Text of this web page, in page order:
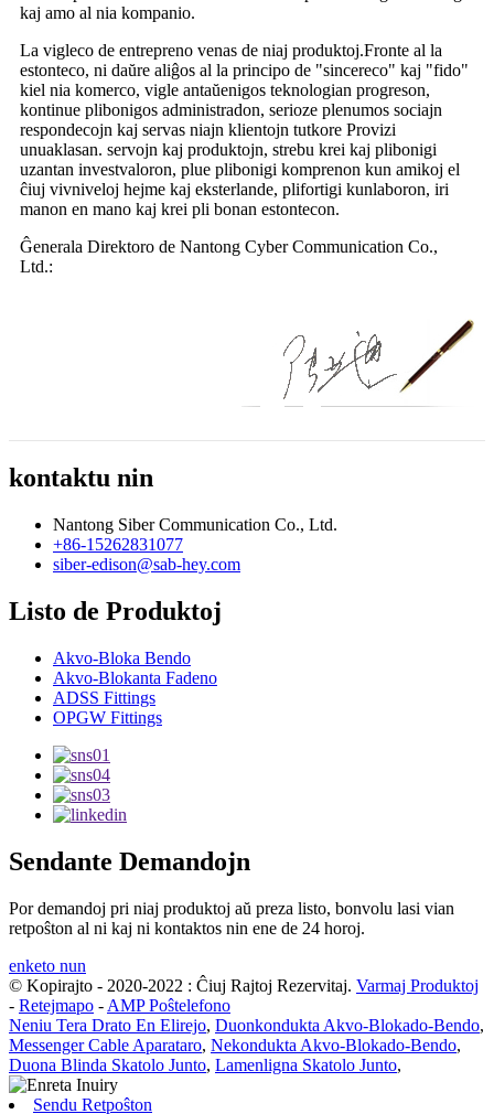
kaj amo al nia kompanio.
La vigleco de entrepreno venas de niaj produktoj.Fronte al la
estonteco, ni daŭre aliĝos al la principo de "sincereco" kaj "fido"
kiel nia komerco, vigle antaŭenigos teknologian progreson,
kontinue plibonigos administradon, serioze plenumos sociajn
respondecojn kaj servas niajn klientojn tutkore Provizi
unuaklasan. servojn kaj produktojn, strebu krei kaj plibonigi
uzantan investvaloron, plue plibonigi komprenon kun amikoj el
ĉiuj vivniveloj hejme kaj eksterlande, plifortigi kunlaboron, iri
manon en mano kaj krei pli bonan estontecon.
Ĝenerala Direktoro de Nantong Cyber ​​Communication Co.,
Ltd.:
kontaktu nin
Nantong Siber Communication Co., Ltd.
+86-15262831077
siber-edison@sab-hey.com
Listo de Produktoj
Akvo-Bloka Bendo
Akvo-Blokanta Fadeno
ADSS Fittings
OPGW Fittings
Sendante Demandojn
Por demandoj pri niaj produktoj aŭ preza listo, bonvolu lasi vian
retpoŝton al ni kaj ni kontaktos nin ene de 24 horoj.
enketo nun
© Kopirajto - 2020-2022 : Ĉiuj Rajtoj Rezervitaj. Varmaj Produktoj
- Retejmapo - AMP Poŝtelefono
Neniu Tera Drato En Elirejo, Duonkondukta Akvo-Blokado-Bendo,
Messenger Cable Aparataro, Nekondukta Akvo-Blokado-Bendo,
Duona Blinda Skatolo Junto, Lamenligna Skatolo Junto,
Sendu Retpoŝton